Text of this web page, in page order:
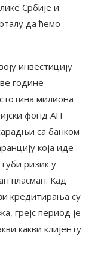
Србије и
да ћемо
инвестицију
године
милиона
фонд АП
са банком
која иде
ризик у
пласман. Кад
кредитирања су
грејс период је
какви клијенту